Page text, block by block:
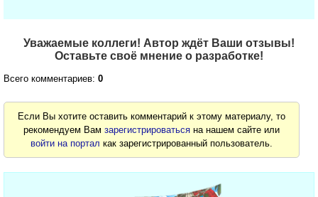
Уважаемые коллеги! Автор ждёт Ваши отзывы!
Оставьте своё мнение о разработке!
Всего комментариев: 0
Если Вы хотите оставить комментарий к этому материалу, то
рекомендуем Вамзарегистрироваться на нашем сайте или
войти на портал как зарегистрированный пользователь.